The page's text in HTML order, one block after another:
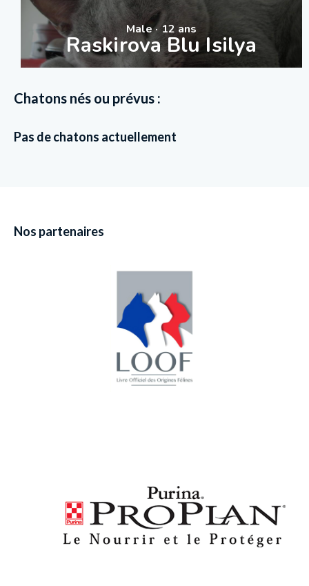
Male · 12 ans
Raskirova Blu Isilya
Chatons nés ou prévus :
Pas de chatons actuellement
Nos partenaires